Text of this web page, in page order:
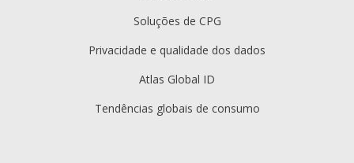
Soluções de CPG
Privacidade e qualidade dos dados
Atlas Global ID
Tendências globais de consumo